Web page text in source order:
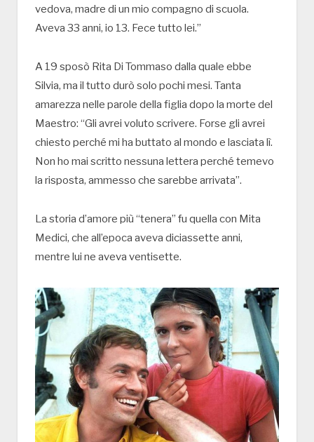
vedova, madre di un mio compagno di scuola.
Aveva 33 anni, io 13. Fece tutto lei.”
A 19 sposò Rita Di Tommaso dalla quale ebbe
Silvia, ma il tutto durò solo pochi mesi. Tanta
amarezza nelle parole della figlia dopo la morte del
Maestro: “Gli avrei voluto scrivere. Forse gli avrei
chiesto perché mi ha buttato al mondo e lasciata lì.
Non ho mai scritto nessuna lettera perché temevo
la risposta, ammesso che sarebbe arrivata”.
La storia d’amore più “tenera” fu quella con Mita
Medici, che all’epoca aveva diciassette anni,
mentre lui ne aveva ventisette.